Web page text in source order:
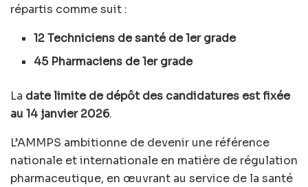
répartis comme suit :
12 Techniciens de santé de 1er grade
45 Pharmaciens de 1er grade
La date limite de dépôt des candidatures est fixée
au 14 janvier 2026.
L’AMMPS ambitionne de devenir une référence
nationale et internationale en matière de régulation
pharmaceutique, en œuvrant au service de la santé